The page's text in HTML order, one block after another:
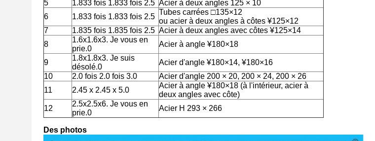
5
1.833 fois 1.833 fois 2.5 Acier à deux angles 125 × 10
6
1.833 fois 1.833 fois 2.5
Tubes carrées □135×12
ou acier à deux angles à côtes ¥125×12
7
1.835 fois 1.835 fois 2.5 Acier à deux angles avec côtes ¥125×14
8
1.6x1.6x3. Je vous en
prie.0
Acier à angle ¥180×18
9
1.8x1.8x3. Je suis
désolé.0
Acier d'angle ¥180×14, ¥180×16
10
2.0 fois 2.0 fois 3.0
Acier d'angle 200 × 20, 200 × 24, 200 × 26
11
2.45 x 2.45 x 5.0
Acier à angle ¥180×18 (à l'intérieur, acier à
deux angles avec côte)
12
2.5x2.5x6. Je vous en
prie.0
Acier H 293 × 266
Des photos